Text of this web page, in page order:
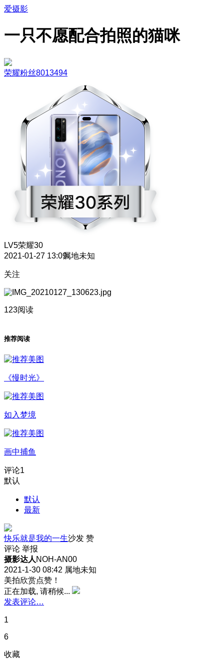
爱摄影
一只不愿配合拍照的猫咪
荣耀粉丝8013494
LV5荣耀30
2021-01-27 13:09属地未知
关注
123阅读
推荐阅读
《慢时光》
如入梦境
画中捕鱼
评论1
默认
默认
最新
快乐就是我的一生沙发 赞
评论 举报
摄影达人 NOH-AN00
2021-1-30 08:42 属地未知
美拍欣赏点赞！
正在加载, 请稍候...
发表评论…
1
6
收藏